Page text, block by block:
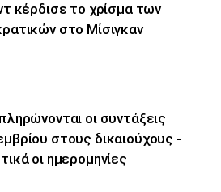
κέρδισε το χρίσμα των
στο Μίσιγκαν
οι συντάξεις
στους δικαιούχους -
οι ημερομηνίες